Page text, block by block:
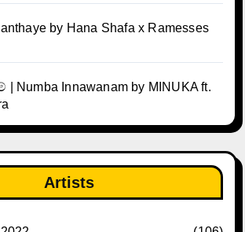
by Hana Shafa x Ramesses
Innawanam by MINUKA ft.
Artists